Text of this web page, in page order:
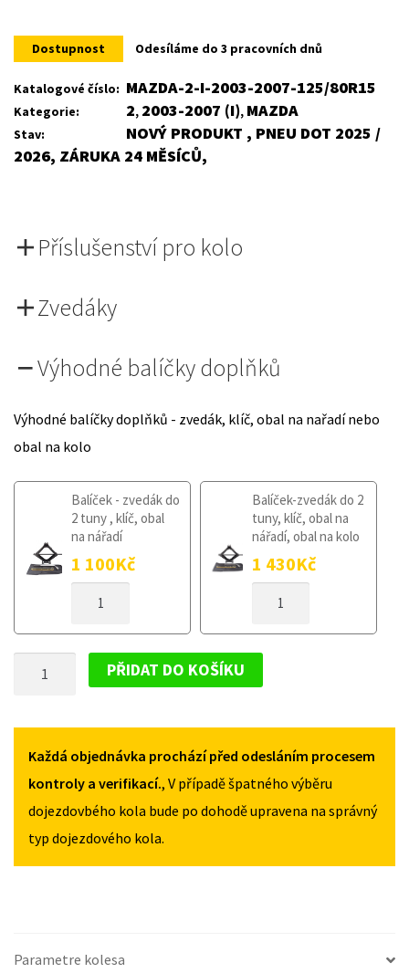
was:
4
848,01Kč.
is:
3
616,69Kč.
Dostupnost Odesíláme do 3 pracovních dnů
Katalogové číslo: MAZDA-2-I-2003-2007-125/80R15
Kategorie: 2, 2003-2007 (I), MAZDA
Stav:
NOVÝ PRODUKT , PNEU DOT 2025 /
2026, ZÁRUKA 24 MĚSÍCŮ,
Příslušenství pro kolo
Zvedáky
Výhodné balíčky doplňků
Výhodné balíčky doplňků - zvedák, klíč, obal na nařadí nebo
obal na kolo
Balíček - zvedák do
2 tuny , klíč, obal
na nářadí
1 100Kč
KOLO
2003-
Balíček-zvedák do 2
tuny, klíč, obal na
nářadí, obal na kolo
1 430Kč
KOLO
2003-
KOLO
2
2003-
125/80R15
MNOŽSTVÍ
PŘIDAT DO KOŠÍKU
Každá objednávka prochází před odesláním procesem
kontroly a verifikací., V případě špatného výběru
dojezdovbého kola bude po dohodě upravena na správný
typ dojezdového kola.
Parametre kolesa